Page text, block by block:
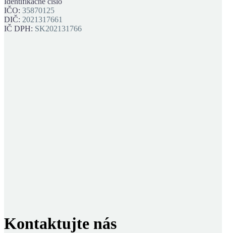
IČO: 35870125
DIČ: 2021317661
IČ DPH: SK202131766
Kontaktujte nás